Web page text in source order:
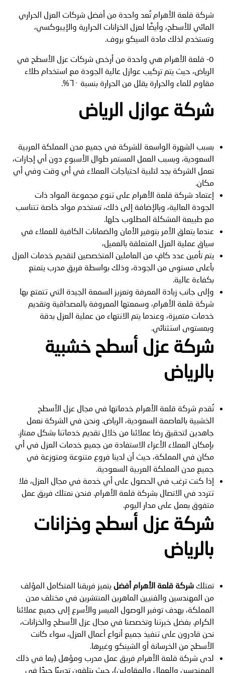
شركة قلعة الأهرام تُعد واحدة من أفضل شركات العزل الحراري
المائي للأسطح، وأيضًا لعزل الخزانات الحرارية والإيبوكسي،
وتستخدم لذلك مادة السيكو بروف.
٥- قلعة الأهرام هي واحدة من أرخص شركات عزل الأسطح في
الرياض، حيث يتم تركيب عوازل عالية الجودة مع استخدام طلاء
مقاوم للماء والحرارة يقلل من الحرارة بنسبة ٦٠%.
شركة عوازل الرياض
بسبب الشهرة الواسعة للشركة في جميع مدن المملكة العربية
السعودية، وبسبب العمل المستمر طوال الأسبوع دون أي إجازات،
تعمل الشركة بجد لتلبية احتياجات العملاء في أي وقت وفي أي
مكان.
إعتماد شركة قلعة الأهرام على تنوع مجموعة المواد ذات
الجودة العالية، وبالإضافة إلى ذلك، تستخدم مواد خاصة تتناسب
مع طبيعة المشكلة المطلوب حلها.
عندما يتعلق الأمر بتوفير الأمان والضمانات الكافية للعملاء في
سياق عملية العزل المتعلقة بالعميل،
يتم تأمين عدد كافٍ من العاملين المتخصصين لتقديم خدمات العزل
بأعلى مستوى من الجودة، وذلك بواسطة فريق مدرب يتمتع
بكفاءة عالية.
وإلى جانب زيادة المعرفة وتعزيز السمعة الجيدة التي تتمتع بها
شركة قلعة الأهرام، وسمعتها المعروفة بالمصداقية وتقديم
خدمات متميزة، وعندما يتم الانتهاء من عملية العزل بدقة
وبمستوى استثنائي.
شركة عزل أسطح خشبية
بالرياض
تُقدم شركة قلعة الأهرام خدماتها في مجال عزل الأسطح
الخشبية بالعاصمة السعودية، الرياض. ونحن في الشركة نعمل
جاهدين لتحقيق رضا عملائنا من خلال تقديم خدماتنا بشكل ممتاز.
بإمكان العملاء الأعزاء الاستفادة من جميع خدمات العزل في أي
مكان في المملكة، حيث أن لدينا فروع متنوعة ومتوزعة في
جميع مدن المملكة العربية السعودية.
إذا كنت ترغب في الحصول على أي خدمة في مجال العزل، فلا
تتردد في الاتصال بشركة قلعة الأهرام. فنحن نمتلك فريق عمل
متفوق يعمل على مدار اليوم.
شركة عزل أسطح وخزانات
بالرياض
تمتلكشركة قلعة الأهرامأفضليتميز فريقنا المتكامل المؤلف
من المهندسين والفنيين الماهرين المنتشرين في مختلف مدن
المملكة، بهدف توفير الوصول الميسر والأسرع إلى جميع عملائنا
الكرام. بفضل خبرتنا وتخصصنا في مجال عزل الأسطح والخزانات،
نحن قادرون على تنفيذ جميع أنواع أعمال العزل، سواء كانت
الأسطح من الخرسانة أو الشينكو وغيرها.
لدى شركة قلعة الأهرام فريق عمل مدرب ومؤهل (بما في ذلك
المهندسين والعمال والمقاولين)، حيث يتلقون تدريبًا جيدًا في